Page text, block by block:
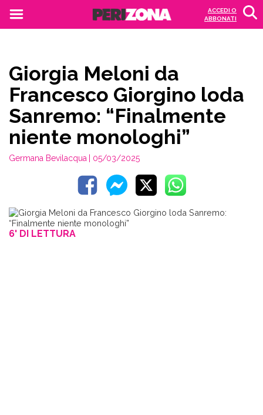
ACCEDI O
ABBONATI
Giorgia Meloni da
Francesco Giorgino loda
Sanremo: “Finalmente
niente monologhi”
Germana Bevilacqua | 05/03/2025
6' DI LETTURA